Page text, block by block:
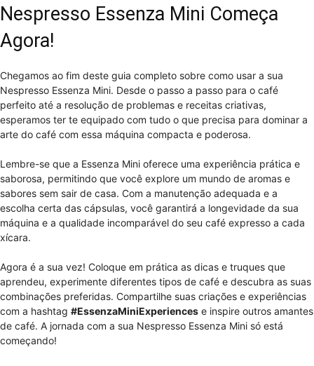
Nespresso Essenza Mini Começa
Agora!
Chegamos ao fim deste guia completo sobre como usar a sua
Nespresso Essenza Mini. Desde o passo a passo para o café
perfeito até a resolução de problemas e receitas criativas,
esperamos ter te equipado com tudo o que precisa para dominar a
arte do café com essa máquina compacta e poderosa.
Lembre-se que a Essenza Mini oferece uma experiência prática e
saborosa, permitindo que você explore um mundo de aromas e
sabores sem sair de casa. Com a manutenção adequada e a
escolha certa das cápsulas, você garantirá a longevidade da sua
máquina e a qualidade incomparável do seu café expresso a cada
xícara.
Agora é a sua vez! Coloque em prática as dicas e truques que
aprendeu, experimente diferentes tipos de café e descubra as suas
combinações preferidas. Compartilhe suas criações e experiências
com a hashtag #EssenzaMiniExperiences e inspire outros amantes
de café. A jornada com a sua Nespresso Essenza Mini só está
começando!